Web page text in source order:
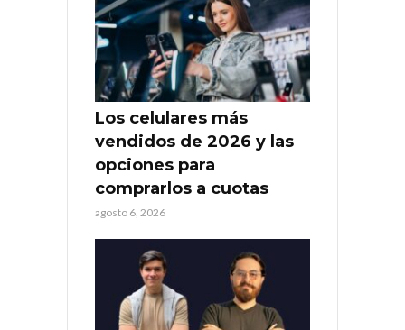
Los celulares más
vendidos de 2026 y las
opciones para
comprarlos a cuotas
agosto 6, 2026